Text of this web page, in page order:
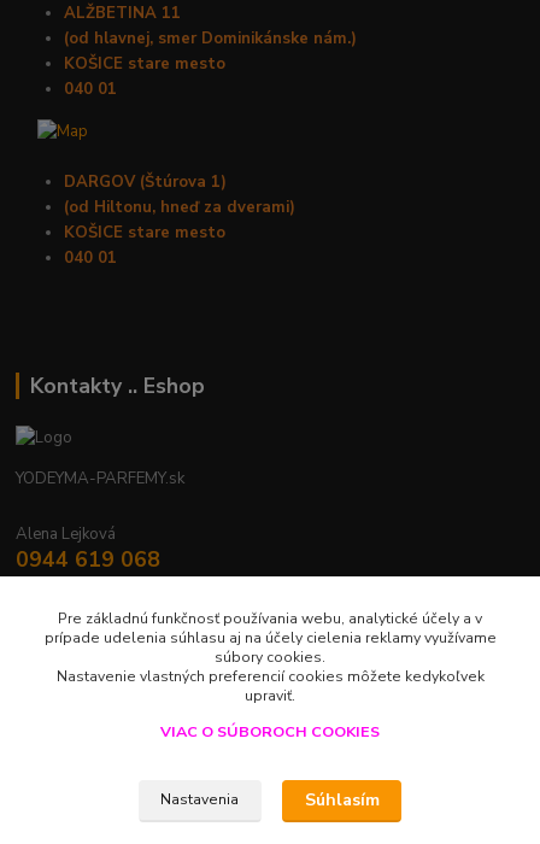
ALŽBETINA 11
(od hlavnej, smer Dominikánske nám.)
KOŠICE stare mesto
040 01
DARGOV (Štúrova 1)
(od Hiltonu, hneď za dverami)
KOŠICE stare mesto
040 01
Kontakty .. Eshop
YODEYMA-PARFEMY.sk
Alena Lejková
0944 619 068
Nonstop
yodeyma.parfemy@gmail.com
Upravit sběr cookies.
Pre základnú funkčnosť používania webu, analytické účely a v
prípade udelenia súhlasu aj na účely cielenia reklamy využívame
súbory cookies.
Nastavenie vlastných preferencií cookies môžete kedykoľvek
upraviť.
VIAC O SÚBOROCH COOKIES
Nastavenia Súhlasím